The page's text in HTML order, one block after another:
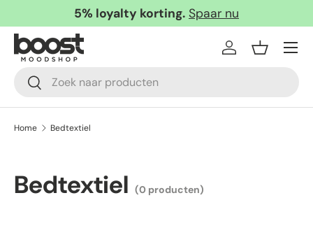
Ga naar inhoud
5% loyalty korting. Spaar nu
Zoeken
Zoeken
InloggenMandje
Menu
Home Bedtextiel
Bedtextiel (0 producten)